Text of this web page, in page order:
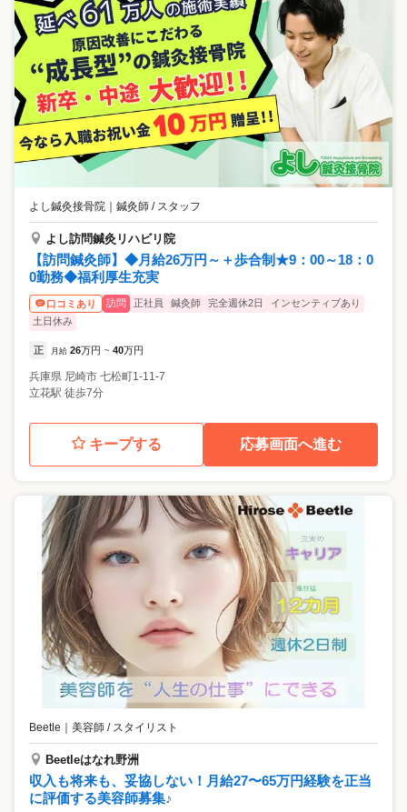
よし鍼灸接骨院 ｜ 鍼灸師 / スタッフ
よし訪問鍼灸リハビリ院
【訪問鍼灸師】◆月給26万円～＋歩合制★9：00～18：0
0勤務◆福利厚生充実
口コミあり 訪問 正社員 鍼灸師 完全週休2日
インセンティブあり
土日休み
正 月給 26万円 ~ 40万円
兵庫県 尼崎市 七松町1-11-7
立花駅 徒歩7分
キープする 応募画面へ進む
Beetle ｜ 美容師 / スタイリスト
Beetleはなれ野洲
収入も将来も、妥協しない！月給27〜65万円経験を正当
に評価する美容師募集♪